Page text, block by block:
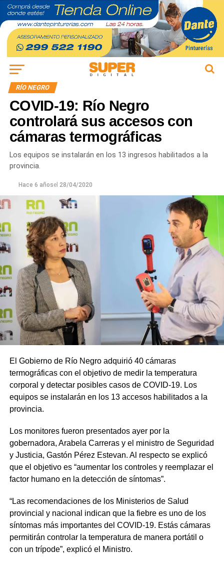
RÍO NEGRO
COVID-19: Río Negro
controlará sus accesos con
cámaras termográficas
Los equipos se instalarán en los 13 ingresos habilitados a la
provincia.
Hace 6 añosel 28/04/2020
El Gobierno de Río Negro adquirió 40 cámaras
termográficas con el objetivo de medir la temperatura
corporal y detectar posibles casos de COVID-19. Los
equipos se instalarán en los 13 accesos habilitados a la
provincia.
Los monitores fueron presentados ayer por la
gobernadora, Arabela Carreras y el ministro de Seguridad
y Justicia, Gastón Pérez Estevan. Al respecto se explicó
que el objetivo es “aumentar los controles y reemplazar el
factor humano en la detección de síntomas”.
“Las recomendaciones de los Ministerios de Salud
provincial y nacional indican que la fiebre es uno de los
síntomas más importantes del COVID-19. Estás cámaras
permitirán controlar la temperatura de manera portátil o
con un trípode”, explicó el Ministro.